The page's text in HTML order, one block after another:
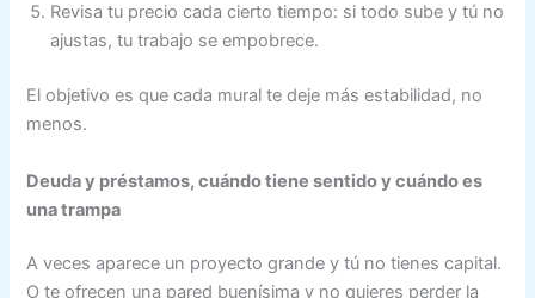
Revisa tu precio cada cierto tiempo: si todo sube y tú no
ajustas, tu trabajo se empobrece.
El objetivo es que cada mural te deje más estabilidad, no
menos.
Deuda y préstamos, cuándo tiene sentido y cuándo es
una trampa
A veces aparece un proyecto grande y tú no tienes capital.
O te ofrecen una pared buenísima y no quieres perder la